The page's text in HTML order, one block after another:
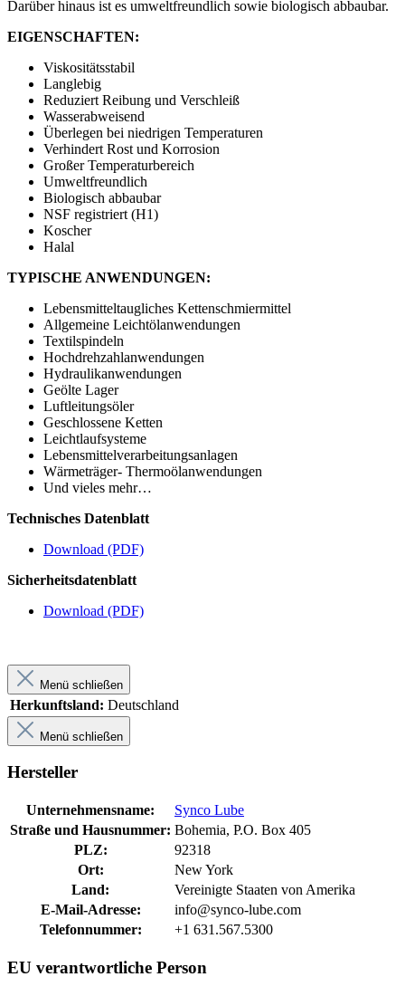
Darüber hinaus ist es umweltfreundlich sowie biologisch abbaubar.
EIGENSCHAFTEN:
Viskositätsstabil
Langlebig
Reduziert Reibung und Verschleiß
Wasserabweisend
Überlegen bei niedrigen Temperaturen
Verhindert Rost und Korrosion
Großer Temperaturbereich
Umweltfreundlich
Biologisch abbaubar
NSF registriert (H1)
Koscher
Halal
TYPISCHE ANWENDUNGEN:
Lebensmitteltaugliches Kettenschmiermittel
Allgemeine Leichtölanwendungen
Textilspindeln
Hochdrehzahlanwendungen
Hydraulikanwendungen
Geölte Lager
Luftleitungsöler
Geschlossene Ketten
Leichtlaufsysteme
Lebensmittelverarbeitungsanlagen
Wärmeträger- Thermoölanwendungen
Und vieles mehr…
Technisches Datenblatt
Download (PDF)
Sicherheitsdatenblatt
Download (PDF)
Menü schließen
Herkunftsland: Deutschland
Menü schließen
Hersteller
Unternehmensname:
Synco Lube
Straße und Hausnummer: Bohemia, P.O. Box 405
PLZ:
92318
Ort:
New York
Land:
Vereinigte Staaten von Amerika
E-Mail-Adresse:
info@synco-lube.com
Telefonnummer:
+1 631.567.5300
EU verantwortliche Person